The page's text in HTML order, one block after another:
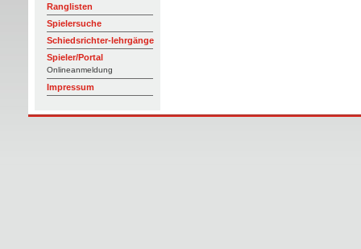
Ranglisten
Spielersuche
Schiedsrichter-lehrgänge
Spieler/Portal
Onlineanmeldung
Impressum